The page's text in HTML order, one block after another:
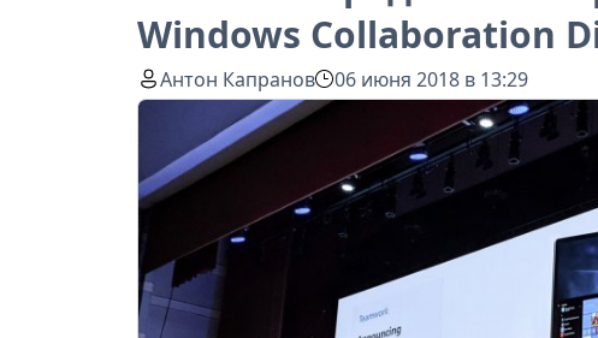
Windows Collaboration
Антон Капранов 06 июня 2018 в 13:29